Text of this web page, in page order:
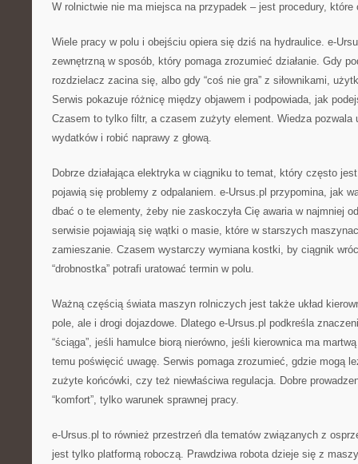
W rolnictwie nie ma miejsca na przypadek – jest procedury, które
Wiele pracy w polu i obejściu opiera się dziś na hydraulice. e-
zewnętrzną w sposób, który pomaga zrozumieć działanie. Gdy
rozdzielacz zacina się, albo gdy “coś nie gra” z siłownikami,
Serwis pokazuje różnicę między objawem i podpowiada, jak
Czasem to tylko filtr, a czasem zużyty element. Wiedza pozwala
wydatków i robić naprawy z głową.
Dobrze działająca elektryka w ciągniku to temat, który często
pojawią się problemy z odpalaniem. e-Ursus.pl przypomina, jak
dbać o te elementy, żeby nie zaskoczyła Cię awaria w najmniej
serwisie pojawiają się wątki o masie, które w starszych
zamieszanie. Czasem wystarczy wymiana kostki, by ciągnik
“drobnostka” potrafi uratować termin w polu.
Ważną częścią świata maszyn rolniczych jest także układ
pole, ale i drogi dojazdowe. Dlatego e-Ursus.pl podkreśla
“ściąga”, jeśli hamulce biorą nierówno, jeśli kierownica ma
temu poświęcić uwagę. Serwis pomaga zrozumieć, gdzie mogą
zużyte końcówki, czy też niewłaściwa regulacja. Dobre
“komfort”, tylko warunek sprawnej pracy.
e-Ursus.pl to również przestrzeń dla tematów związanych z
jest tylko platformą roboczą. Prawdziwa robota dzieje się z